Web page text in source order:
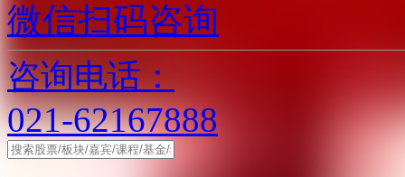
微信扫码咨询
咨询电话：
021-62167888